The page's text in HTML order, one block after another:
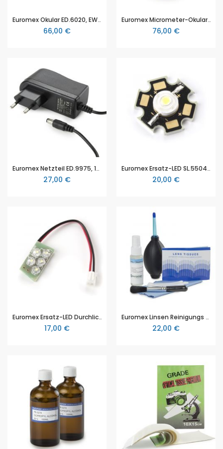
Euromex Okular ED.6020, EWF 20x/10, (2pc) EduBlue für Euromex Stereomikroskope der EduBlue Serie
66,00 €
Euromex Micrometer-Okular ED.6110, EWF 10x/20, 10/100mm, (1 Stck) EduBlue für Euromex Stereomikroskope EduBlue Serie
76,00 €
Euromex Netzteil ED.9975, 100-240V, EduBlue für Euromex Stereomikroskope der EduBlue Serie
27,00 €
Euromex Ersatz-LED SL.5504, Auflicht, EduBlue für Euromex Stereomikroskope der EduBlue Serie
20,00 €
Euromex Ersatz-LED Durchlicht SL.5505, EduBlue für Euromex Stereomikroskope der EduBlue Serie
17,00 €
Euromex Linsen Reinigungs Set (PB.5275)
22,00 €